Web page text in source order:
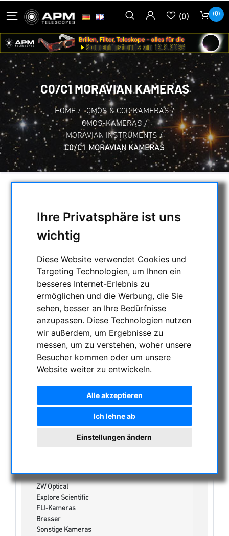
Ihre Privatsphäre ist uns
wichtig
Diese Website verwendet Cookies und
Targeting Technologien, um Ihnen ein
besseres Internet-Erlebnis zu
ermöglichen und die Werbung, die Sie
sehen, besser an Ihre Bedürfnisse
anzupassen. Diese Technologien nutzen
wir außerdem, um Ergebnisse zu
messen, um zu verstehen, woher unsere
Besucher kommen oder um unsere
Website weiter zu entwickeln.
Alle akzeptieren
Ich lehne ab
Einstellungen ändern
(0) (0)
C0/C1 MORAVIAN KAMERAS
HOME / CMOS & CCD KAMERAS /
CMOS-KAMERAS /
MORAVIAN INSTRUMENTS /
C0/C1 MORAVIAN KAMERAS
KATEGORIEN
NACHTSICHTGERÄTE , WÄRMEKAMERAS &
ENTFERNUNGSMESSER
AKTUELLE ANGEBOTE
ASTROPROFESSIONAL TELESCOPES
SECONDHAND & LAGERBESTAND
APM PRODUKTE
ASTROEINSTIEG
SONNENBEOBACHTUNG
FERNGLÄSER, SPEKTIVE
TELESKOPE
MONTIERUNGEN & STATIVE
CMOS & CCD KAMERAS
All-Sky Kameras & Zubehör
Altair Astro
ZW Optical
Explore Scientific
FLI-Kameras
Bresser
Sonstige Kameras